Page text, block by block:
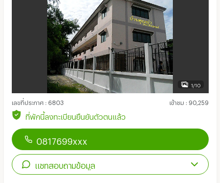
1/10
เลขที่ประกาศ : 6803 เข้าชม : 90,259
ที่พักนี้ลงทะเบียนยืนยันตัวตนแล้ว
0817699xxx
แชทสอบถามข้อมูล